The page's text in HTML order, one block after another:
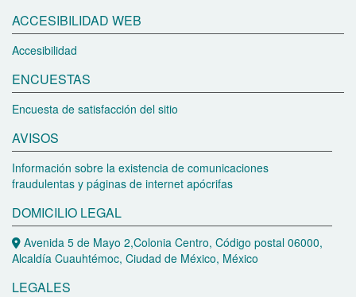
ACCESIBILIDAD WEB
Accesibilidad
ENCUESTAS
Encuesta de satisfacción del sitio
AVISOS
Información sobre la existencia de comunicaciones
fraudulentas y páginas de internet apócrifas
DOMICILIO LEGAL
Avenida 5 de Mayo 2,Colonia Centro, Código postal 06000,
Alcaldía Cuauhtémoc, Ciudad de México, México
LEGALES